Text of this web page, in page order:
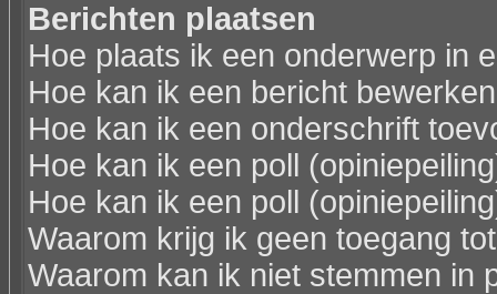
Berichten plaatsen
Hoe plaats ik een onderwerp in
Hoe kan ik een bericht
Hoe kan ik een onderschrift
Hoe kan ik een poll
Hoe kan ik een poll
Waarom krijg ik geen toegang
Waarom kan ik niet stemmen in